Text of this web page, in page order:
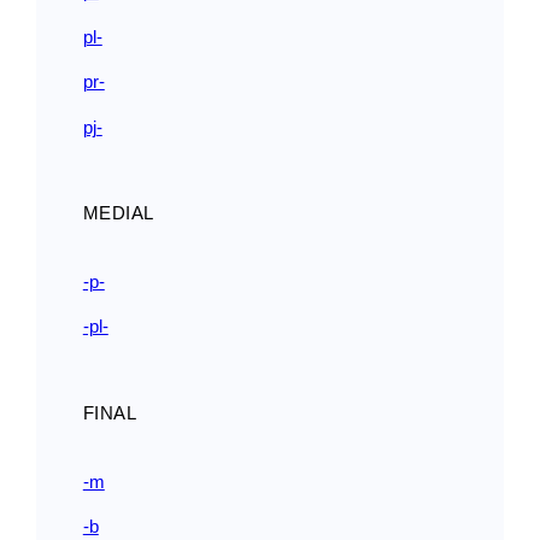
pl-
pr-
pj-
MEDIAL
-p-
-pl-
FINAL
-m
-b